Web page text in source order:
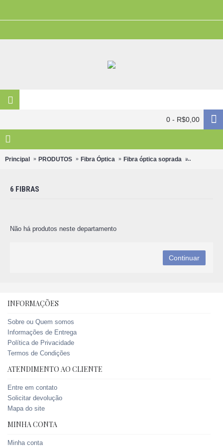
0 - R$0,00
Principal PRODUTOS Fibra Óptica Fibra óptica soprada Microcabos
6 FIBRAS
Não há produtos neste departamento
Continuar
INFORMAÇÕES
Sobre ou Quem somos
Informações de Entrega
Política de Privacidade
Termos de Condições
ATENDIMENTO AO CLIENTE
Entre em contato
Solicitar devolução
Mapa do site
MINHA CONTA
Minha conta